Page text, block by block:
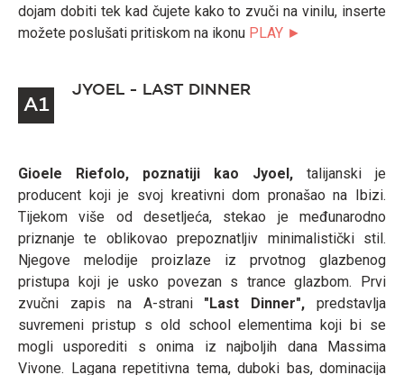
dojam dobiti tek kad čujete kako to zvuči na vinilu, inserte
možete poslušati pritiskom na ikonu PLAY ►
A1
JYOEL - LAST DINNER
Gioele Riefolo, poznatiji kao Jyoel, talijanski je
producent koji je svoj kreativni dom pronašao na Ibizi.
Tijekom više od desetljeća, stekao je međunarodno
priznanje te oblikovao prepoznatljiv minimalistički stil.
Njegove melodije proizlaze iz prvotnog glazbenog
pristupa koji je usko povezan s trance glazbom. Prvi
zvučni zapis na A-strani "Last Dinner", predstavlja
suvremeni pristup s old school elementima koji bi se
mogli usporediti s onima iz najboljih dana Massima
Vivone. Lagana repetitivna tema, duboki bas, dominacija